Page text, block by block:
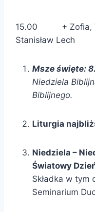
15.00 + Zofia,
Stanisław Lech
Msze święte:
Niedziela
Biblijnego.
Liturgia
Niedziela –
Światowy
Składka w tym
Seminarium